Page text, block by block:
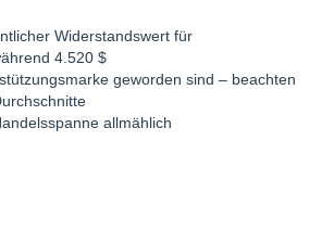
Widerstandswert für
4.520 $
geworden sind – beachten
allmählich